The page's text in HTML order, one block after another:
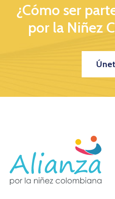
¿Cómo ser
por la Niñez